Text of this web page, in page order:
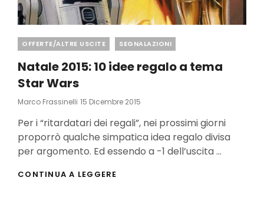
Categories
OFFERTE/ALTRE USCITE SEGNALAZIONI
Natale 2015: 10 idee regalo a tema
Star Wars
Marco Frassinelli Posted
15 Dicembre 2015
Per i “ritardatari dei regali”, nei prossimi giorni
proporrò qualche simpatica idea regalo divisa
per argomento. Ed essendo a -1 dell’uscita …
CONTINUA A LEGGERE